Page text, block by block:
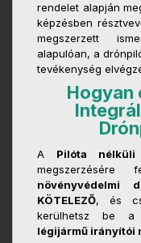
rendelet alapján
képzésben
megszerzett
alapulóan, a
tevékenység
Hogyan
A Pilóta
megszerzésére
növényvédelmi
KÖTELEZŐ, és
kerülhetsz be a
légijármű irányítói